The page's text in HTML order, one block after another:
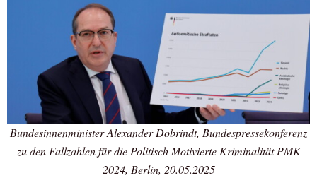
Bundesinnenminister Alexander Dobrindt, Bundespressekonferenz
zu den Fallzahlen für die Politisch Motivierte Kriminalität PMK
2024, Berlin, 20.05.2025